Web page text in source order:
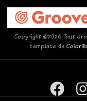
Copyright ©2026 Tout
template deColorlib